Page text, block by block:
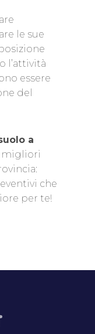
le sue
l’attività
essere
del
a
migliori
che
per te!